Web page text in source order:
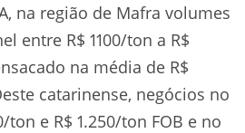
na região de Mafra volumes
entre R$ 1100/ton a R$
na média de R$
catarinense, negócios no
ton e R$ 1.250/ton FOB e no